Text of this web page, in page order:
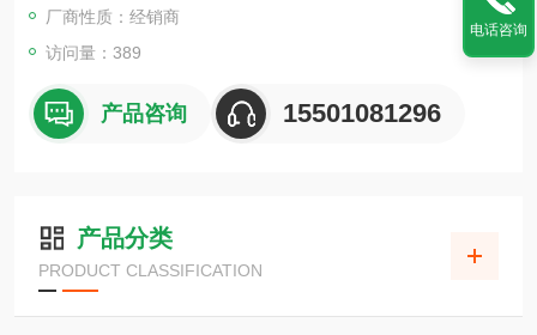
厂商性质：经销商
访问量：389
产品咨询 15501081296
产品分类
PRODUCT CLASSIFICATION
电话咨询